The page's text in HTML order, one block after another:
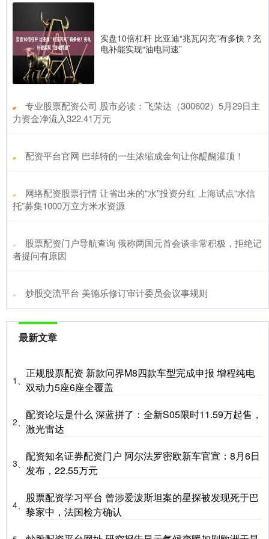
实盘10倍杠杆 比亚迪“兆瓦闪充”有多快？充
电补能实现“油电同速”
​专业股票配资公司 股市必读：飞荣达（300602）5月29日主
力资金净流入322.41万元
​配资平台官网 巴菲特的一生浓缩成金句让你醍醐灌顶！
​网络配资股票行情 让省出来的“水”投资分红 上海试点“水信
托”募集1000万立方米水资源
​股票配资门户导航查询 俄称两国元首会谈非常积极，拒绝记
者提问有原因
​炒股交流平台 美德乐修订审计委员会议事规则
最新文章
1、
正规股票配资 新款问界M8四款车型完成申报 增程纯电
双动力5座6座全覆盖
2、
配资论坛是什么 深蓝拼了：全新S05限时11.59万起售，
激光雷达
3、
配资知名证券配资门户 阿尔法罗密欧新车官宣：8月6日
发布，22.55万元
4、
股票配资学习平台 曾涉爱泼斯坦案的星探被发现死于巴
黎家中，法国检方确认